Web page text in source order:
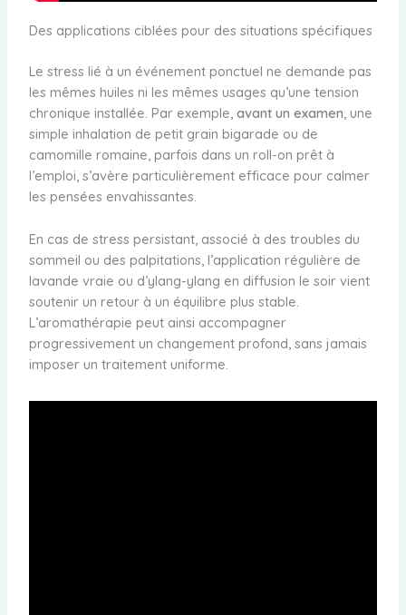
Des applications ciblées pour des situations spécifiques
Le stress lié à un événement ponctuel ne demande pas
les mêmes huiles ni les mêmes usages qu’une tension
chronique installée. Par exemple, avant un examen, une
simple inhalation de petit grain bigarade ou de
camomille romaine, parfois dans un roll-on prêt à
l’emploi, s’avère particulièrement efficace pour calmer
les pensées envahissantes.
En cas de stress persistant, associé à des troubles du
sommeil ou des palpitations, l’application régulière de
lavande vraie ou d’ylang-ylang en diffusion le soir vient
soutenir un retour à un équilibre plus stable.
L’aromathérapie peut ainsi accompagner
progressivement un changement profond, sans jamais
imposer un traitement uniforme.